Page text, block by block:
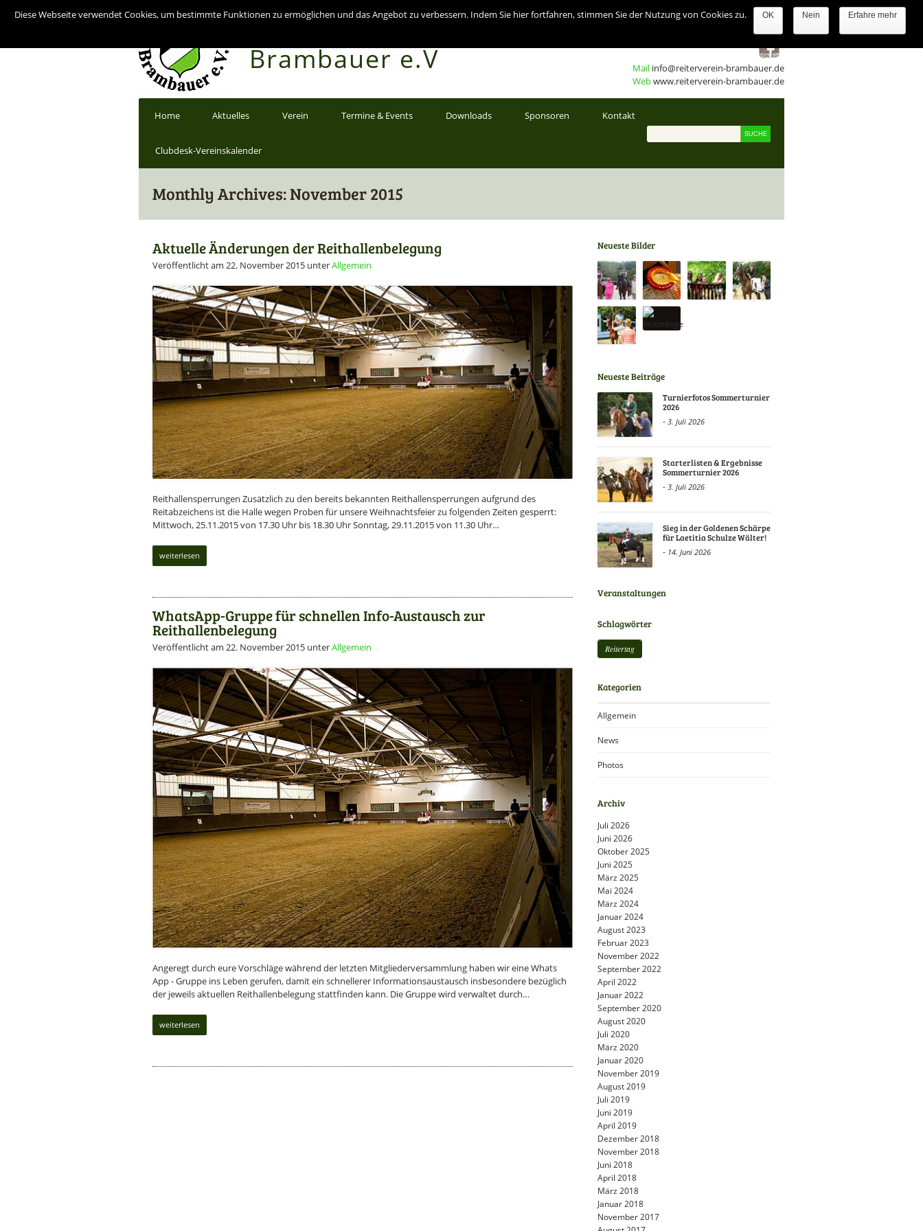
Brambauer e.V Mail info@reiterverein-brambauer.de
Webwww.reiterverein-brambauer.de
Home Aktuelles Verein Termine & Events Downloads Sponsoren Kontakt
Clubdesk-Vereinskalender
Monthly Archives: November 2015
Aktuelle Änderungen der Reithallenbelegung
Veröffentlicht am 22. November 2015 unterAllgemein
Reithallensperrungen Zusätzlich zu den bereits bekannten Reithallensperrungen aufgrund des
Reitabzeichens ist die Halle wegen Proben für unsere Weihnachtsfeier zu folgenden Zeiten gesperrt:
Mittwoch, 25.11.2015 von 17.30 Uhr bis 18.30 Uhr Sonntag, 29.11.2015 von 11.30 Uhr…
weiterlesen
WhatsApp-Gruppe für schnellen Info-Austausch zur
Reithallenbelegung
Veröffentlicht am 22. November 2015 unterAllgemein
Angeregt durch eure Vorschläge während der letzten Mitgliederversammlung haben wir eine Whats
App - Gruppe ins Leben gerufen, damit ein schnellerer Informationsaustausch insbesondere bezüglich
der jeweils aktuellen Reithallenbelegung stattfinden kann. Die Gruppe wird verwaltet durch…
weiterlesen
Neueste Bilder
Neueste Beiträge
Turnierfotos Sommerturnier
2026
- 3. Juli 2026
Starterlisten & Ergebnisse
Sommerturnier 2026
- 3. Juli 2026
Sieg in der Goldenen Schärpe
für Laetitia Schulze Wälter!
- 14. Juni 2026
Veranstaltungen
Schlagwörter
Reitertag
Kategorien
Allgemein
News
Photos
Archiv
Juli 2026
Juni 2026
Oktober 2025
Juni 2025
März 2025
Mai 2024
März 2024
Januar 2024
August 2023
Februar 2023
November 2022
September 2022
April 2022
Januar 2022
September 2020
August 2020
Juli 2020
März 2020
Januar 2020
November 2019
August 2019
Juli 2019
Juni 2019
April 2019
Dezember 2018
November 2018
Juni 2018
April 2018
März 2018
Januar 2018
November 2017
Diese Webseite verwendet Cookies, um bestimmte Funktionen zu ermöglichen und das Angebot zu verbessern. Indem Sie hier fortfahren, stimmen Sie der Nutzung von Cookies zu. OK Nein Erfahre mehr